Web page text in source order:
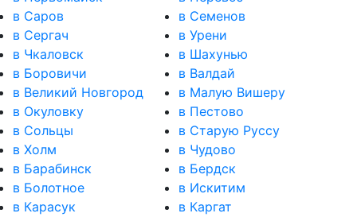
в Саров
в Семенов
в Сергач
в Урени
в Чкаловск
в Шахунью
в Боровичи
в Валдай
в Великий Новгород
в Малую Вишеру
в Окуловку
в Пестово
в Сольцы
в Старую Руссу
в Холм
в Чудово
в Барабинск
в Бердск
в Болотное
в Искитим
в Карасук
в Каргат